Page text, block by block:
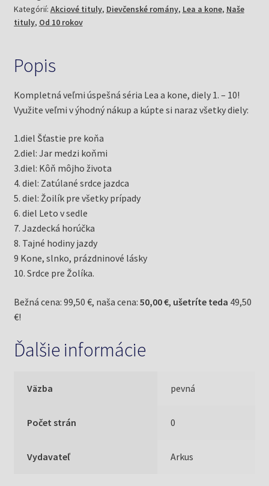
diel
(Gohl,
Kategórií: Akciové tituly, Dievčenské romány, Lea a kone, Naše
tituly, Od 10 rokov
Popis
Kompletná veľmi úspešná séria Lea a kone, diely 1. – 10!
Využite veľmi v ýhodný nákup a kúpte si naraz všetky diely:
1.diel Šťastie pre koňa
2.diel: Jar medzi koňmi
3.diel: Kôň môjho života
4. diel: Zatúlané srdce jazdca
5. diel: Žoilík pre všetky prípady
6. diel Leto v sedle
7. Jazdecká horúčka
8. Tajné hodiny jazdy
9 Kone, slnko, prázdninové lásky
10. Srdce pre Žolíka.
Bežná cena: 99,50 €, naša cena: 50,00 €, ušetríte teda 49,50
€!
Ďalšie informácie
Väzba pevná
Počet strán 0
Vydavateľ Arkus